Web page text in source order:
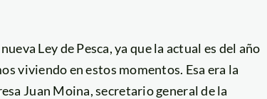
Ley de Pesca, ya que la actual es del año
viviendo en estos momentos. Esa era la
Juan Moina, secretario general de la